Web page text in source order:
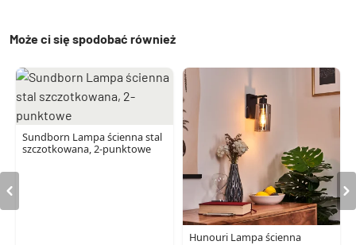
Może ci się spodobać również
Sundborn Lampa ścienna stal
szczotkowana, 2-punktowe
Hunouri Lampa ścienna